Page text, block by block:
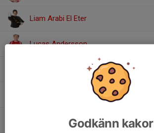
Liam Arabi El Eter
Lucas Andersson
Mandus Lundström Johansson
Godkänn kakor